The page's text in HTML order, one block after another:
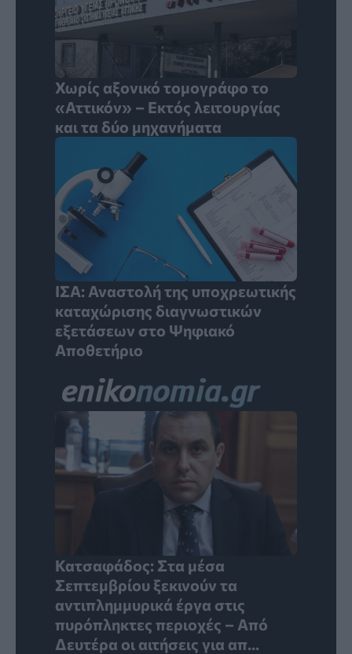
Χωρίς αξονικό τομογράφο το
«Αττικόν» – Εκτός λειτουργίας
και τα δύο μηχανήματα
ΙΣΑ: Αναστολή της υποχρεωτικής
καταχώρισης διαγνωστικών
εξετάσεων στο Ψηφιακό
Αποθετήριο
Κατσαφάδος: Στα μέσα
Σεπτεμβρίου ξεκινούν τα
αντιπλημμυρικά έργα στις
πυρόπληκτες περιοχές – Από
Δευτέρα οι αιτήσεις για απ...